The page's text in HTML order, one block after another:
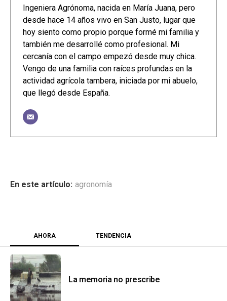
Ingeniera Agrónoma, nacida en María Juana, pero
desde hace 14 años vivo en San Justo, lugar que
hoy siento como propio porque formé mi familia y
también me desarrollé como profesional. Mi
cercanía con el campo empezó desde muy chica.
Vengo de una familia con raíces profundas en la
actividad agrícola tambera, iniciada por mi abuelo,
que llegó desde España.
agronomía
AHORA TENDENCIA
La memoria no prescribe